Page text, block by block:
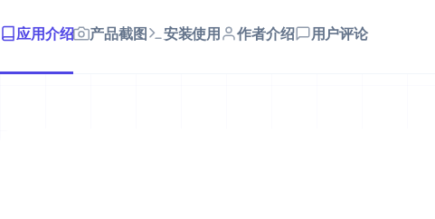
应用介绍 产品截图 安装使用 作者介绍 用户评论